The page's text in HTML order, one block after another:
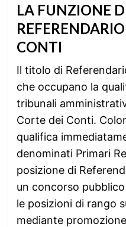
LA FUNZIONE
CONTI
Il titolo di
che occupano la
tribunali
Corte dei Conti.
qualifica
denominati Primari
posizione di
un concorso
le posizioni di rango
mediante